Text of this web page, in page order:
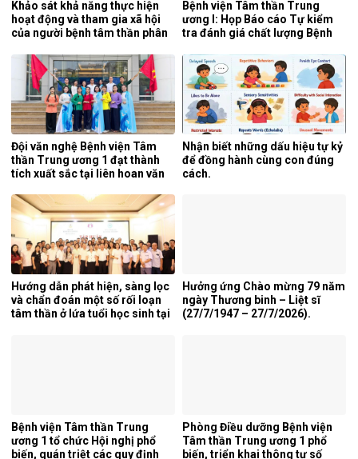
Khảo sát khả năng thực hiện
hoạt động và tham gia xã hội
của người bệnh tâm thần phân
năng, Bệnh viện Tâm thần
Trung ương 1.
Bệnh viện Tâm thần Trung
ương I: Họp Báo cáo Tự kiểm
tra đánh giá chất lượng Bệnh
Đội văn nghệ Bệnh viện Tâm
thần Trung ương 1 đạt thành
tích xuất sắc tại liên hoan văn
lần thứ 5 năm 2026.
Nhận biết những dấu hiệu tự kỷ
để đồng hành cùng con đúng
cách.
Hướng dẫn phát hiện, sàng lọc
và chẩn đoán một số rối loạn
tâm thần ở lứa tuổi học sinh tại
Hưởng ứng Chào mừng 79 năm
ngày Thương binh – Liệt sĩ
(27/7/1947 – 27/7/2026).
Bệnh viện Tâm thần Trung
ương 1 tổ chức Hội nghị phổ
biến, quán triệt các quy định
Phòng Điều dưỡng Bệnh viện
Tâm thần Trung ương 1 phổ
biến, triển khai thông tư số